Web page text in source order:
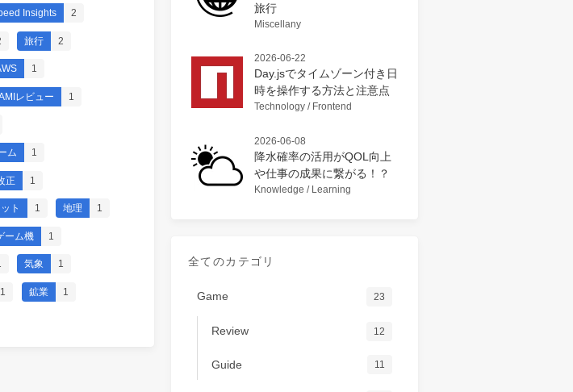
Insights 2
旅行 2
1
レビュー 1
ム 1
正 1
ト 1 地理 1
ーム機 1
気象 1
1 鉱業 1
旅行
Miscellany
2026-06-22
Day.jsでタイムゾーン付き日
時を操作する方法と注意点
Technology / Frontend
2026-06-08
降水確率の活用がQOL向上
や仕事の成果に繋がる！？
Knowledge / Learning
全てのカテゴリ
Game 23
Review 12
Guide 11